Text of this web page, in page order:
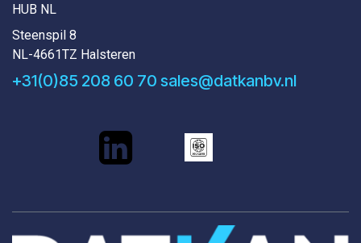
HUB NL
Steenspil 8
NL-4661TZ Halsteren
+31(0)85 208 60 70 sales@datkanbv.nl